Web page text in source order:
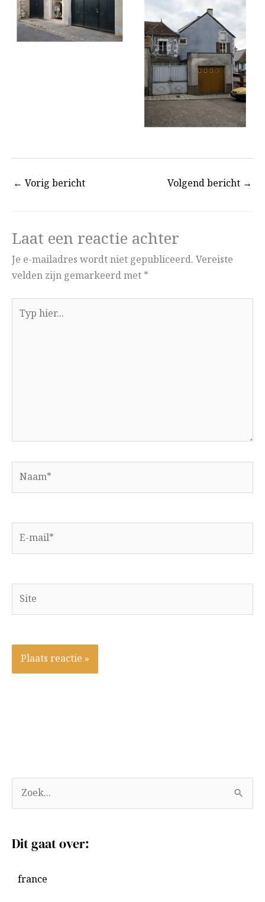
← Vorig bericht Volgend bericht →
Laat een reactie achter
Je e-mailadres wordt niet gepubliceerd. Vereiste
velden zijn gemarkeerd met *
hier...
mail*
Site
o
k
Dit gaat over:
france
r
h